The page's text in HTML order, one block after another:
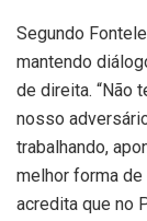
Segundo
mantendo
de direita. “Não
nosso
trabalhando,
melhor forma de
acredita que no